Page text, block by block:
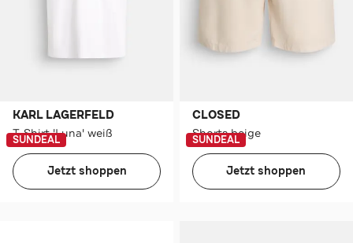
KARL LAGERFELD
T-Shirt 'Luna' weiß
SUNDEAL
Jetzt shoppen
CLOSED
Shorts beige
SUNDEAL
Jetzt shoppen